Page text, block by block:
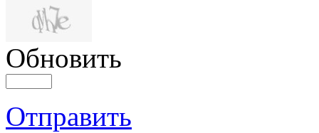
Обновить
Отправить